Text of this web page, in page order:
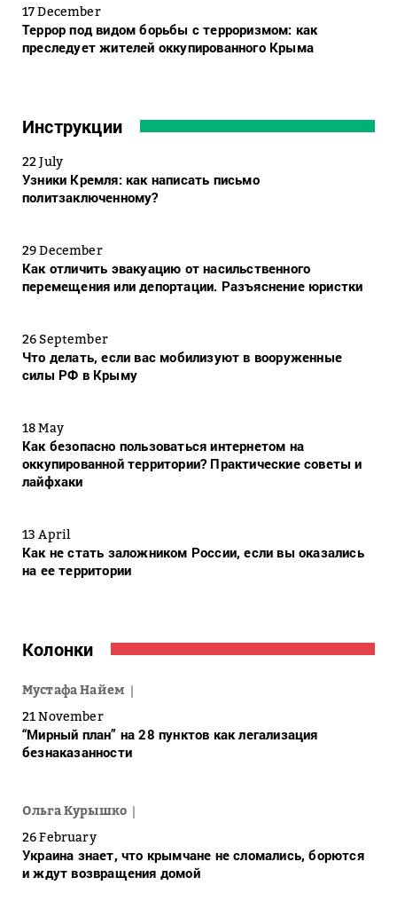
17 December
Террор под видом борьбы с терроризмом: как
преследует жителей оккупированного Крыма
Инструкции
22 July
Узники Кремля: как написать письмо
политзаключенному?
29 December
Как отличить эвакуацию от насильственного
перемещения или депортации. Разъяснение юристки
26 September
Что делать, если вас мобилизуют в вооруженные
силы РФ в Крыму
18 May
Как безопасно пользоваться интернетом на
оккупированной территории? Практические советы и
лайфхаки
13 April
Как не стать заложником России, если вы оказались
на ее территории
Колонки
Мустафа Найем
21 November
“Мирный план” на 28 пунктов как легализация
безнаказанности
Ольга Курышко
26 February
Украина знает, что крымчане не сломались, борются
и ждут возвращения домой